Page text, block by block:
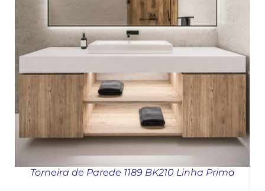
Torneira de Parede 1189 BK210 Linha Prima